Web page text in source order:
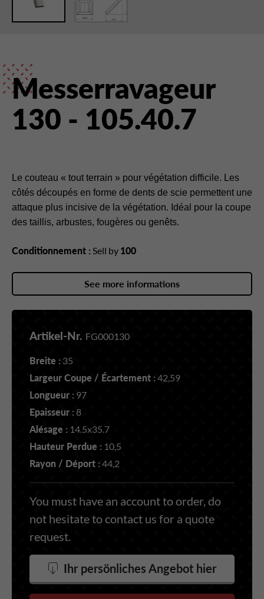
Messerravageur
130 - 105.40.7
Le couteau « tout terrain » pour végétation difficile. Les
côtés découpés en forme de dents de scie permettent une
attaque plus incisive de la végétation. Idéal pour la coupe
des taillis, arbustes, fougères ou genêts.
Conditionnement : Sell by 100
See more informations
Artikel-Nr. FG000130
Breite : 35
Largeur Coupe / Écartement : 42,59
Longueur : 97
Epaisseur : 8
Alésage : 14.5x35.7
Hauteur Perdue : 10,5
Rayon / Déport :44,2
You must have an account to order, do
not hesitate to contact us for a quote
request.
Ihr persönliches Angebot hier